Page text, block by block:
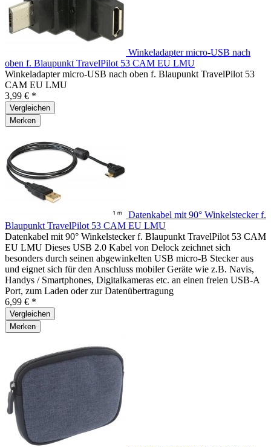
Winkeladapter micro-USB nach
oben f. Blaupunkt TravelPilot 53 CAM EU LMU
Winkeladapter micro-USB nach oben f. Blaupunkt TravelPilot 53
CAM EU LMU
3,99 € *
Vergleichen
Merken
Datenkabel mit 90° Winkelstecker f.
Blaupunkt TravelPilot 53 CAM EU LMU
Datenkabel mit 90° Winkelstecker f. Blaupunkt TravelPilot 53 CAM
EU LMU Dieses USB 2.0 Kabel von Delock zeichnet sich
besonders durch seinen abgewinkelten USB micro-B Stecker aus
und eignet sich für den Anschluss mobiler Geräte wie z.B. Navis,
Handys / Smartphones, Digitalkameras etc. an einen freien USB-A
Port, zum Laden oder zur Datenübertragung
6,99 € *
Vergleichen
Merken